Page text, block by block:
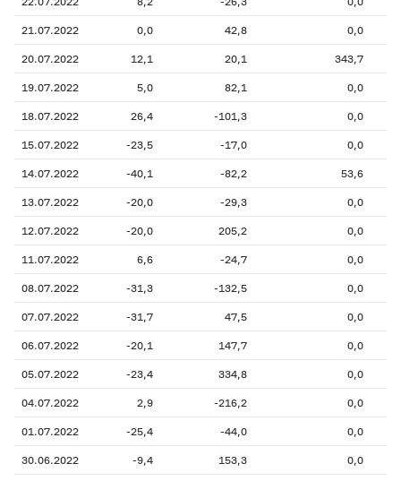
21.07.2022 0,0 42,8 0,0
20.07.2022 12,1 20,1 343,7
19.07.2022 5,0 82,1 0,0
18.07.2022 26,4 -101,3 0,0
15.07.2022 -23,5 -17,0 0,0
14.07.2022 -40,1 -82,2 53,6
13.07.2022 -20,0 -29,3 0,0
12.07.2022 -20,0 205,2 0,0
11.07.2022 6,6 -24,7 0,0
08.07.2022 -31,3 -132,5 0,0
07.07.2022 -31,7 47,5 0,0
06.07.2022 -20,1 147,7 0,0
05.07.2022 -23,4 334,8 0,0
04.07.2022 2,9 -216,2 0,0
01.07.2022 -25,4 -44,0 0,0
30.06.2022 -9,4 153,3 0,0